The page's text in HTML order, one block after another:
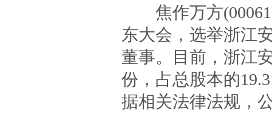
焦作万方
东大会，选举浙江
董事。目前，浙江
份，占总股本的
据相关法律法规，